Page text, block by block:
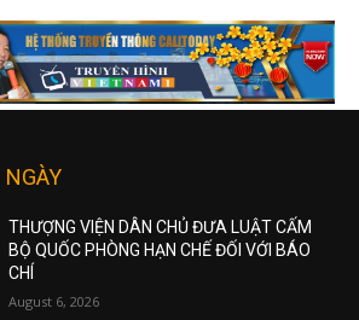
THƯỢNG VIỆN DÂN CHỦ ĐƯA LUẬT CẤM
BỘ QUỐC PHÒNG HẠN CHẾ ĐỐI VỚI BÁO
CHÍ
August 6, 2026